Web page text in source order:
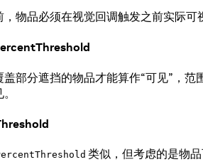
物品必须在视觉回调触发之前实际
部分遮挡的物品才能算作“可见”，
类似，但考虑的是物